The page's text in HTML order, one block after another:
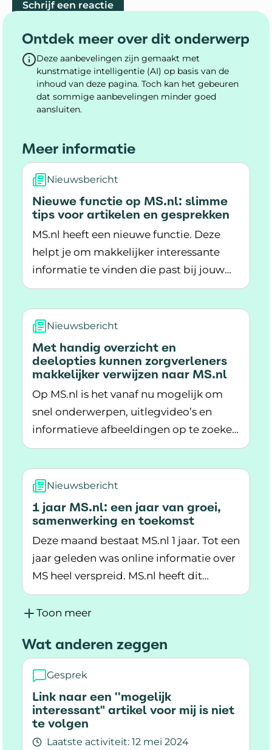
Schrijf een reactie
Ontdek meer over dit onderwerp
Deze aanbevelingen zijn gemaakt met
kunstmatige intelligentie (AI) op basis van de
inhoud van deze pagina. Toch kan het gebeuren
dat sommige aanbevelingen minder goed
aansluiten.
Meer informatie
Nieuwsbericht
Nieuwe functie op MS.nl: slimme
tips voor artikelen en gesprekken
MS.nl heeft een nieuwe functie. Deze
helpt je om makkelijker interessante
informatie te vinden die past bij jouw
interesses.
Lees meer over Nieuwe functie op MS.nl:
Nieuwsbericht
Met handig overzicht en
deelopties kunnen zorgverleners
makkelijker verwijzen naar MS.nl
Op MS.nl is het vanaf nu mogelijk om
snel onderwerpen, uitlegvideo’s en
informatieve afbeeldingen op te zoeken
om deze te delen met een patiënt via
verschillende deelopties eenvoudig om
informatie op MS.nl te delen met een
QR-code of via e-mail. Het achterlaten
van een eigen e-mailadres is niet nodig.
Deze nieuwe functionaliteiten zijn
ontwikkeld, zodat zorgverleners MS.nl
Lees meer over Met handig overzicht en
Nieuwsbericht
1 jaar MS.nl: een jaar van groei,
samenwerking en toekomst
Deze maand bestaat MS.nl 1 jaar. Tot een
jaar geleden was online informatie over
MS heel verspreid. MS.nl heeft dit
veranderd. In ons jaarverslag kijken we
terug op een mooi en bijzonder eerste
onze plannen voor de toekomst.
Lees meer over 1 jaar MS.nl: een jaar van
Toon meer
Wat anderen zeggen
Gesprek
Link naar een ''mogelijk
interessant" artikel voor mij is niet
te volgen
Laatste activiteit: 12 mei 2024